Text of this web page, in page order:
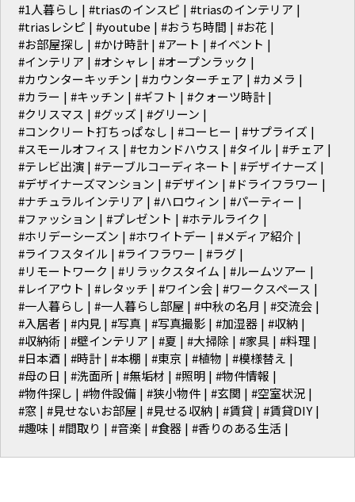
#1人暮らし #triasのインスピ
#triasのインテリア
#triasレシピ
#youtube #おうち時間
#お花
#お部屋探し
#かけ時計 #アート
#イベント
#インテリア
#オシャレ
#オープンラック
#カウンターキッチン
#カウンターチェア
#カメラ
#カラー
#キッチン #ギフト
#クォーツ時計
#クリスマス
#グッズ
#グリーン
#コンクリート打ちっぱなし
#コーヒー
#サプライズ
#スモールオフィス
#セカンドハウス #タイル
#チェア
#テレビ出演
#テーブルコーディネート
#デザイナーズ
#デザイナーズマンション
#デザイン
#ドライフラワー
#ナチュラルインテリア
#ハロウィン
#パーティー
#ファッション
#プレゼント
#ホテルライク
#ホリデーシーズン
#ホワイトデー
#メディア紹介
#ライフスタイル
#ライフラワー
#ラグ
#リモートワーク
#リラックスタイム
#ルームツアー
#レイアウト
#レタッチ #ワイン会
#ワークスペース
#一人暮らし
#一人暮らし部屋 #中秋の名月
#交流会
#入居者
#内見 #写真 #写真撮影 #加湿器
#収納
#収納術
#壁インテリア #夏 #大掃除 #家具
#料理
#日本酒
#時計 #本棚 #東京 #植物
#模様替え
#母の日
#洗面所 #無垢材 #照明
#物件情報
#物件探し
#物件設備 #狭小物件 #玄関
#空室状況
#窓
#見せないお部屋 #見せる収納 #賃貸
#賃貸DIY
#趣味
#間取り #音楽 #食器 #香りのある生活